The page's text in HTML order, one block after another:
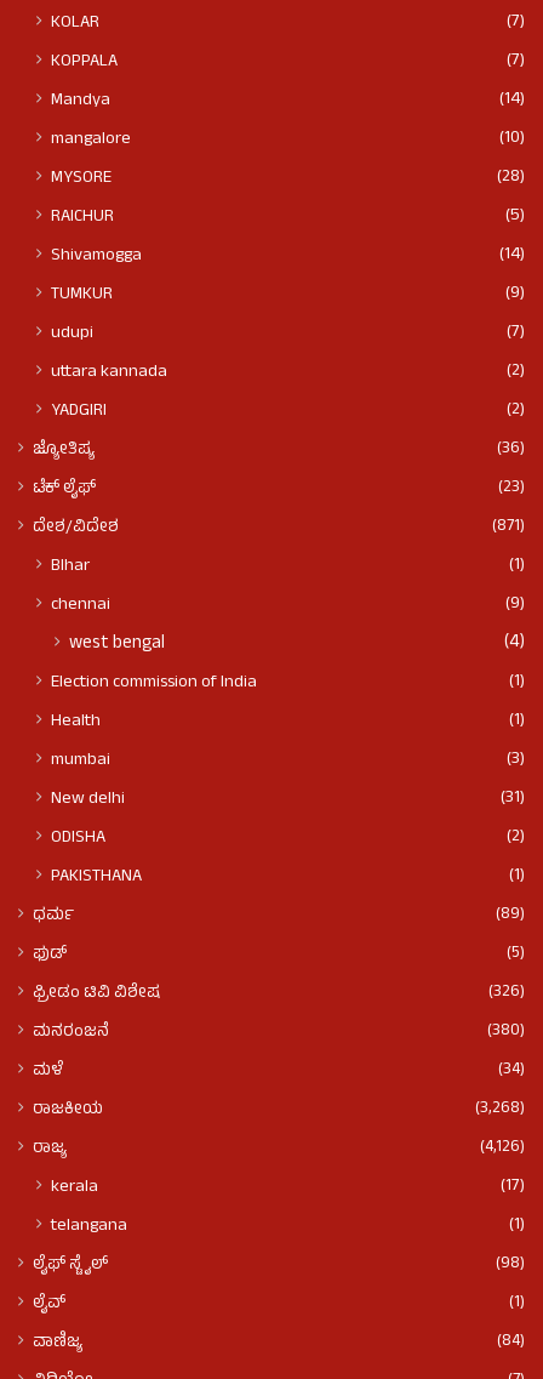
KOLAR
(7)
KOPPALA
(7)
Mandya
(14)
mangalore
(10)
MYSORE
(28)
RAICHUR
(5)
Shivamogga
(14)
TUMKUR
(9)
udupi
(7)
uttara kannada
(2)
YADGIRI
(2)
ಜ್ಯೋತಿಷ್ಯ
(36)
ಟೆಕ್ ಲೈಫ್
(23)
ದೇಶ/ವಿದೇಶ
(871)
BIhar
(1)
chennai
(9)
west bengal (4)
Election commission of India
(1)
Health
(1)
mumbai
(3)
New delhi
(31)
ODISHA
(2)
PAKISTHANA
(1)
ಧರ್ಮ
(89)
ಫುಡ್​​
(5)
ಫ್ರೀಡಂ ಟಿವಿ ವಿಶೇಷ
(326)
ಮನರಂಜನೆ
(380)
ಮಳೆ
(34)
ರಾಜಕೀಯ
(3,268)
ರಾಜ್ಯ
(4,126)
kerala
(17)
telangana
(1)
ಲೈಫ್ ಸ್ಟೈಲ್
(98)
ಲೈವ್
(1)
ವಾಣಿಜ್ಯ
(84)